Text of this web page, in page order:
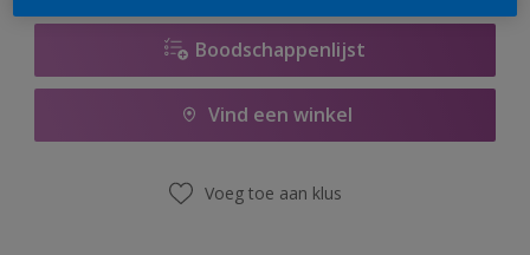
Boodschappenlijst
Vind een winkel
Voeg toe aan klus